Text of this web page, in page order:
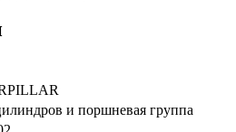
и поршневая группа